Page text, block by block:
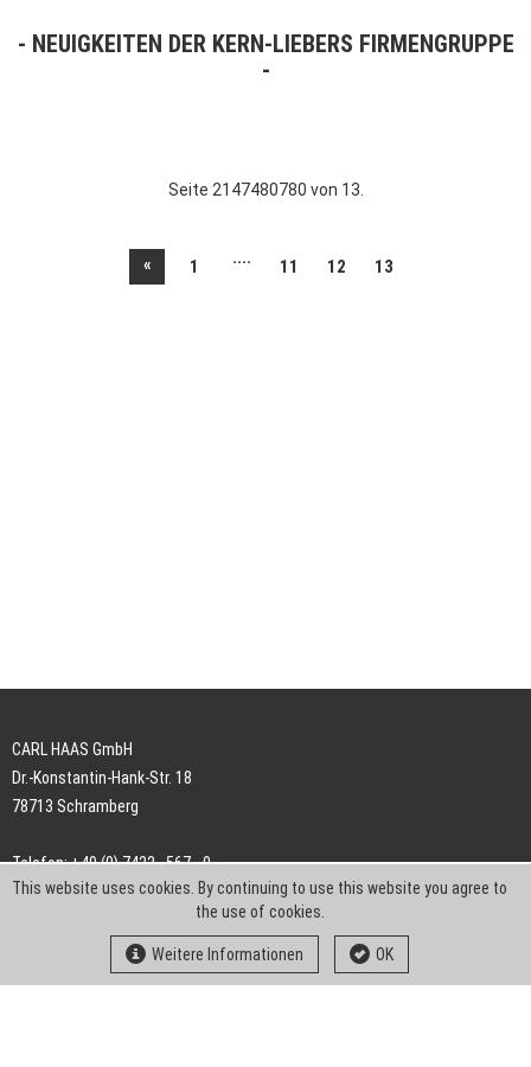
NEUIGKEITEN DER KERN-LIEBERS FIRMENGRUPPE
Seite 2147480780 von 13.
« 1 .... 11 12 13
CARL HAAS GmbH
Dr.-Konstantin-Hank-Str. 18
78713 Schramberg
Telefon: +49 (0) 7422 . 567 - 0
Telefax: +49 (0) 7422 . 567 - 239
info-ch@kern-liebers.com
This website uses cookies. By continuing to use this website you agree to
the use of cookies.
Weitere Informationen OK